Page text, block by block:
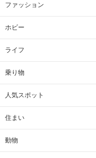
ファッション
ホビー
ライフ
乗り物
人気スポット
住まい
動物